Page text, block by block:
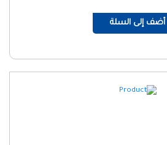
أضف إلى السلة